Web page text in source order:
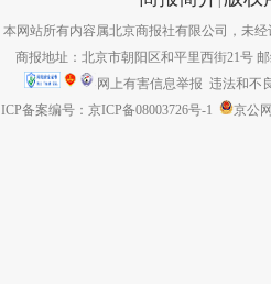
本网站所有内容属北京商报社有限公司，未经
商报地址：北京市朝阳区和平里西街21号
网上有害信息举报 违法和不
ICP备案编号：京ICP备08003726号-1
京公